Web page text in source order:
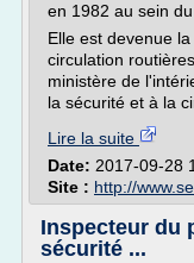
en 1982 au sein
Elle est devenue
circulation
ministère de
la sécurité et à la
Lire la suite
Date: 2017-09-28
Site : http://
Inspecteur du
sécurité ...